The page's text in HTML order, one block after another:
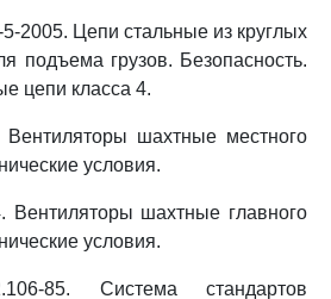
2005. Цепи стальные из круглых
подъема грузов. Безопасность.
цепи класса 4.
шахтные местного
условия.
Вентиляторы шахтные главного
условия.
85. Система стандартов